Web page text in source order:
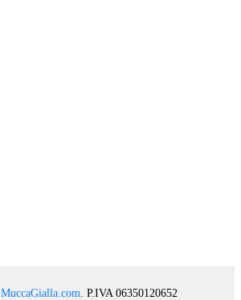
MuccaGialla.com . P.IVA 06350120652